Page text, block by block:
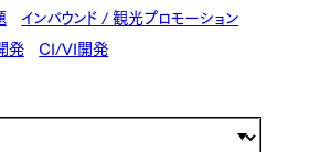
インバウンド / 観光プロモーション
発 CI/VI開発